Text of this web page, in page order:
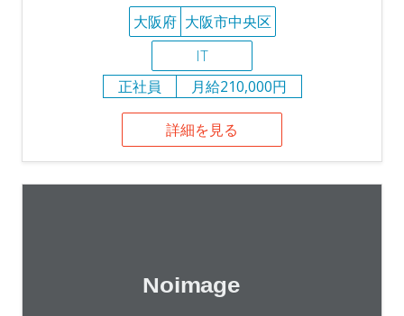
大阪府 大阪市中央区
IT
正社員
月給210,000円
詳細を見る